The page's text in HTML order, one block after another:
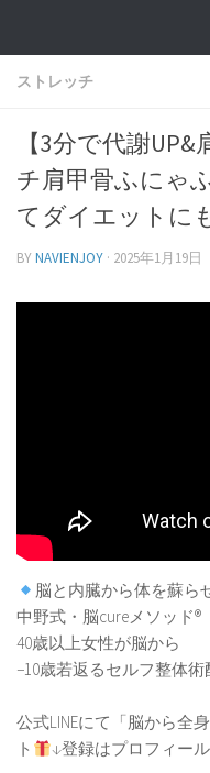
ストレッチ
【3分で代謝
チ肩甲骨ふにゃ
てダイエットに
BYNAVIENJOY · 2025年1月19日
脳と内臓から体を蘇ら
中野式・脳cureメソッド®️
40歳以上女性が脳から
−10歳若返るセルフ整体術
公式LINEにて「脳から全
ト
↓登録はプロフィール